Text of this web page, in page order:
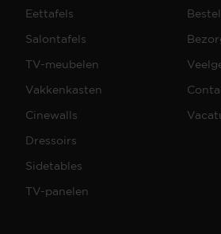
Eettafels
Salontafels
TV-meubelen
Vakkenkasten
Cinewalls
Dressoirs
Sidetables
TV-panelen